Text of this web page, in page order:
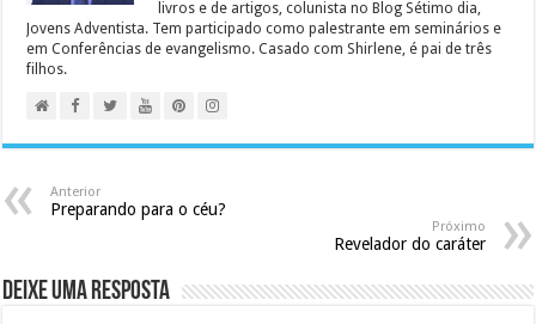
livros e de artigos, colunista no Blog Sétimo dia,
Jovens Adventista. Tem participado como palestrante em seminários e
em Conferências de evangelismo. Casado com Shirlene, é pai de três
filhos.
Anterior
Preparando para o céu?
Próximo
Revelador do caráter
Deixe uma resposta